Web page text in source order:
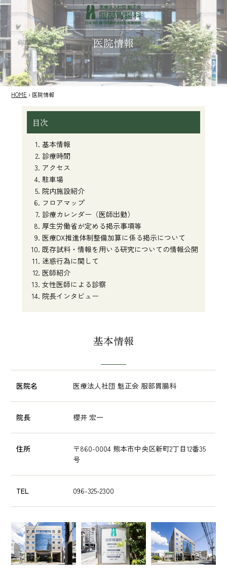
医院情報
HOME › 医院情報
目次
基本情報
診療時間
アクセス
駐車場
院内施設紹介
フロアマップ
診療カレンダー（医師出勤）
厚生労働省が定める掲示事項等
医療DX推進体制整備加算に係る掲示について
既存試料・情報を用いる研究についての情報公開
迷惑行為に関して
医師紹介
女性医師による診察
院長インタビュー
基本情報
医院名 医療法人社団 魁正会 服部胃腸科
院長 櫻井 宏一
住所
〒860-0004 熊本市中央区新町2丁目12番35
号
TEL 096-325-2300